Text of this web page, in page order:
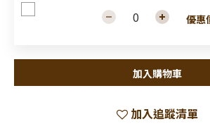
優惠
加入購物車
加入追蹤清單